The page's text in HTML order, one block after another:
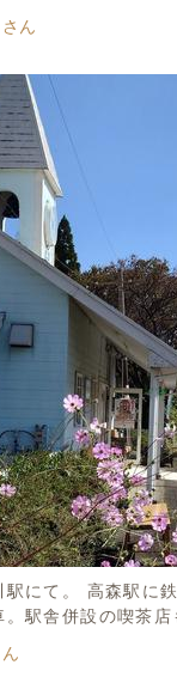
ん
にて。 高森駅に
駅舎併設の喫茶店
た。 次の列車ま